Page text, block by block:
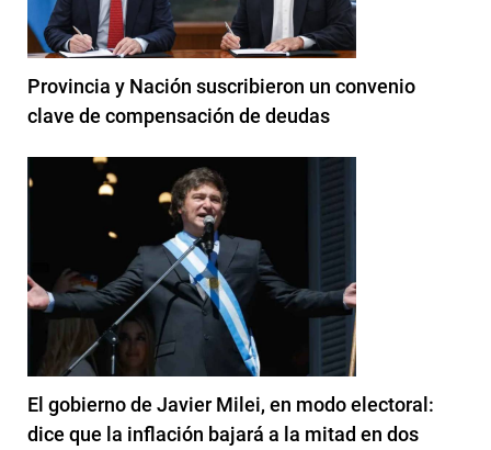
Provincia y Nación suscribieron un convenio
clave de compensación de deudas
El gobierno de Javier Milei, en modo electoral:
dice que la inflación bajará a la mitad en dos